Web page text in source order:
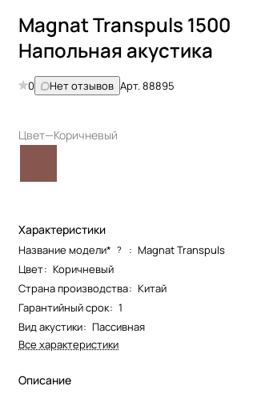
Magnat Transpuls 1500
Напольная акустика
0 Нет отзывов Арт.88895
Цвет—Коричневый
Характеристики
Название модели* ? : Magnat Transpuls
Цвет: Коричневый
Страна производства: Китай
Гарантийный срок: 1
Вид акустики: Пассивная
Все характеристики
Описание